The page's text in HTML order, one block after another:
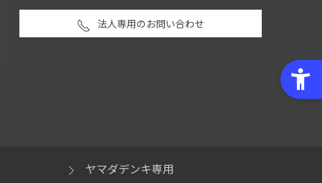
法人専用のお問い合わせ
ヤマダデンキ専用